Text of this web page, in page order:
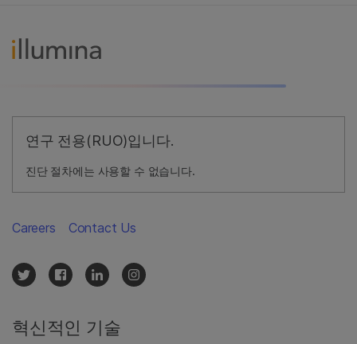
연구 전용(RUO)입니다.
진단 절차에는 사용할 수 없습니다.
혁신적인 기술
Careers Contact Us